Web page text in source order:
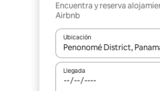
Encuentra y reserva
Airbnb
Ubicación
Cuando los resultados estén
Llegada